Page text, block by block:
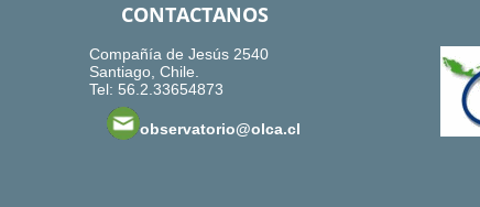
CONTACTANOS
Compañía de Jesús 2540
Santiago, Chile.
Tel: 56.2.33654873
observatorio@olca.cl